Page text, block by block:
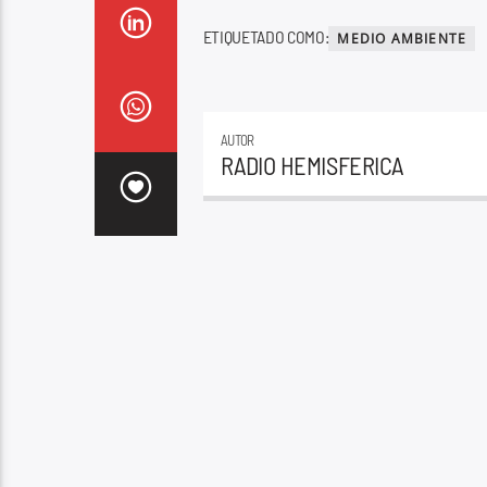
ETIQUETADO COMO: MEDIO AMBIENTE
AUTOR
RADIO HEMISFERICA